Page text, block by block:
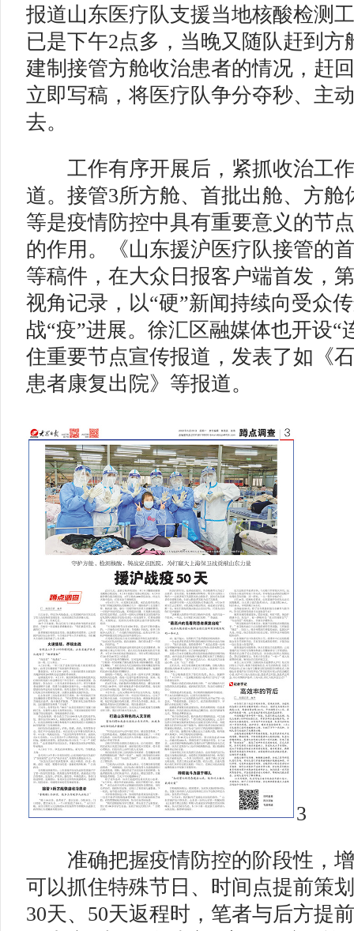
报道山东医疗队支援当地核酸检测
已是下午2点多，当晚又随队赶到方
建制接管方舱收治患者的情况，赶
立即写稿，将医疗队争分夺秒、主
去。
工作有序开展后，紧抓收治工作
道。接管3所方舱、首批出舱、方舱
等是疫情防控中具有重要意义的节
的作用。《山东援沪医疗队接管的
等稿件，在大众日报客户端首发，
视角记录，以“硬”新闻持续向受众
战“疫”进展。徐汇区融媒体也开设“
住重要节点宣传报道，发表了如《
患者康复出院》等报道。
3
准确把握疫情防控的阶段性，增
可以抓住特殊节日、时间点提前策
30天、50天返程时，笔者与后方提